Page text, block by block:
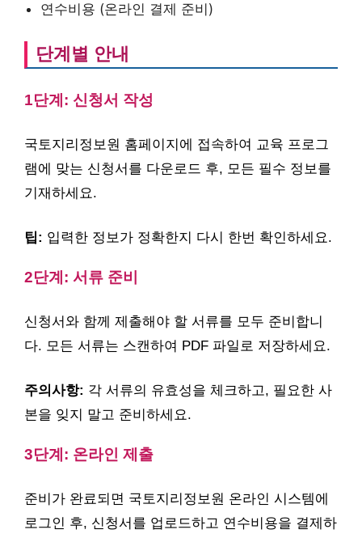
연수비용 (온라인 결제 준비)
단계별 안내
1단계: 신청서 작성
국토지리정보원 홈페이지에 접속하여 교육 프로그
램에 맞는 신청서를 다운로드 후, 모든 필수 정보를
기재하세요.
팁: 입력한 정보가 정확한지 다시 한번 확인하세요.
2단계: 서류 준비
신청서와 함께 제출해야 할 서류를 모두 준비합니
다. 모든 서류는 스캔하여 PDF 파일로 저장하세요.
주의사항: 각 서류의 유효성을 체크하고, 필요한 사
본을 잊지 말고 준비하세요.
3단계: 온라인 제출
준비가 완료되면 국토지리정보원 온라인 시스템에
로그인 후, 신청서를 업로드하고 연수비용을 결제하